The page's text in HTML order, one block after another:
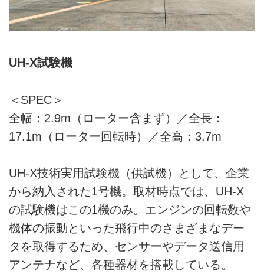
UH-X試験機
＜SPEC＞
全幅：2.9m（ローター含まず）／全長：
17.1m（ローター回転時）／全高：3.7m
UH-X技術実用試験機（供試機）として、企業
から納入された1号機。取材時点では、UH-X
の試験機はこの1機のみ。エンジンの回転数や
機体の振動といった飛行中のさまざまなデー
タを取得するため、センサーやデータ送信用
アンテナなど、各種器材を搭載している。